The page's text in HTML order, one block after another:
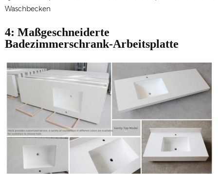
Waschbecken
4: Maßgeschneiderte
Badezimmerschrank-Arbeitsplatte